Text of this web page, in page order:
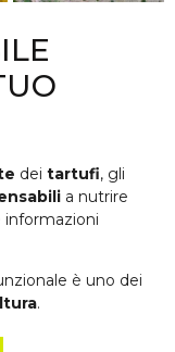
dei tartufi, gli
a nutrire
è uno dei
.